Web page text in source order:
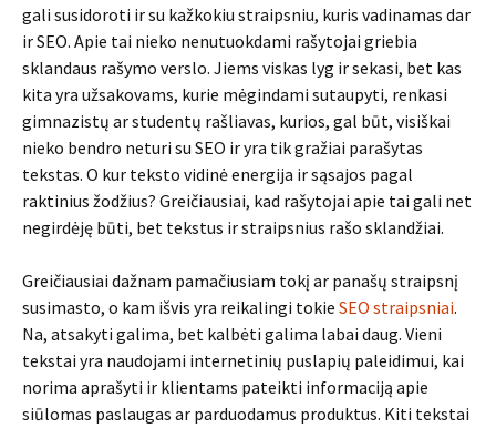
gali susidoroti ir su kažkokiu straipsniu, kuris vadinamas dar
ir SEO. Apie tai nieko nenutuokdami rašytojai griebia
sklandaus rašymo verslo. Jiems viskas lyg ir sekasi, bet kas
kita yra užsakovams, kurie mėgindami sutaupyti, renkasi
gimnazistų ar studentų rašliavas, kurios, gal būt, visiškai
nieko bendro neturi su SEO ir yra tik gražiai parašytas
tekstas. O kur teksto vidinė energija ir sąsajos pagal
raktinius žodžius? Greičiausiai, kad rašytojai apie tai gali net
negirdėję būti, bet tekstus ir straipsnius rašo sklandžiai.
Greičiausiai dažnam pamačiusiam tokį ar panašų straipsnį
susimasto, o kam išvis yra reikalingi tokie SEO straipsniai.
Na, atsakyti galima, bet kalbėti galima labai daug. Vieni
tekstai yra naudojami internetinių puslapių paleidimui, kai
norima aprašyti ir klientams pateikti informaciją apie
siūlomas paslaugas ar parduodamus produktus. Kiti tekstai